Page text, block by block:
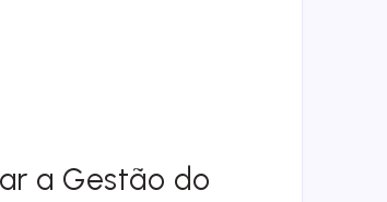
a Gestão do